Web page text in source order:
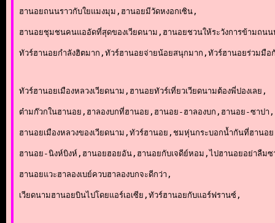
ฮานอยถนนราวกับใยแมงมุม,ฮานอยมีวัดหงอกเซิน,
ฮานอยชุมชนคนแออัดที่สุดของเวียดนาม,ฮานอยชวนให้ระวังการข้ามถน
ทัวร์ฮานอยกำลังฮิตมาก,ทัวร์ฮานอยจ่ายน้อยสนุกมาก,ทัวร์ฮานอยร่วมมือ
ทัวร์ฮานอยเมืองหลวงเวียดนาม,ฮานอยทัวร์เที่ยวเวียดนามต้องพี่ปองเลย,
ต๋ามก๊วกในฮานอย,ฮาลองบกที่ฮานอย,ฮานอย-ฮาลองบก,ฮานอย-ซาปา,
ฮานอยเมืองหลวงของเวียดนาม,ทัวร์ฮานอย,ชมหุ่นกระบอกน้ำกันที่ฮานอ
ฮานอย-นิงห์บิงห์,ฮานอยฮอยอัน,ฮานอยกับเจดีย์หอม,ไปฮานอยอย่าลืม
ฮานอยแวะฮาลองเบย์ควบฮาลองบกจะดีกว่า,
เวียดนามฮานอยบินไปโดยแอร์เอเซีย,ทัวร์ฮานอยกับแอร์ฟรานซ์,